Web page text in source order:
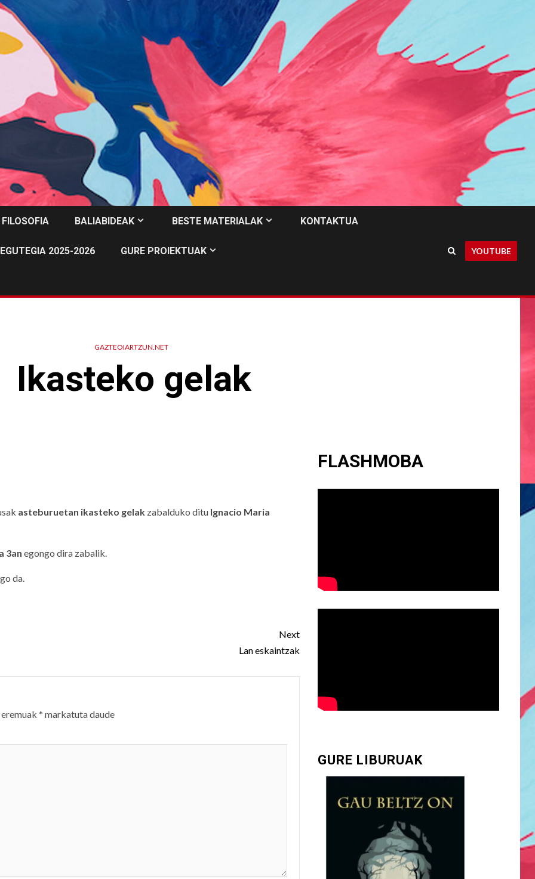
FILOSOFIA BALIABIDEAK BESTE MATERIALAK KONTAKTUA
EGUTEGIA 2025-2026 GURE PROIEKTUAK YOUTUBE
GAZTEOIARTZUN.NET
Ikasteko gelak
asteburuetan ikasteko gelak zabalduko ditu Ignacio Maria
3an egongo dira zabalik.
da.
Next
Lan eskaintzak
* markatuta daude
FLASHMOBA
GURE LIBURUAK